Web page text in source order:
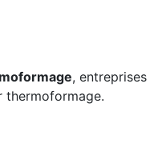
, entreprises
thermoformage.